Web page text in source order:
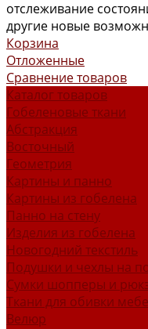
отслеживание
другие новые
Корзина
Отложенные
Сравнение товаров
Каталог товаров
Гобеленовые ткани
Абстракция
Восточный
Геометрия
Картины и панно
Картины из гобелена
Панно на стену
Изделия из гобелена
Новогодний текстиль
Подушки и чехлы на
Сумки шопперы и
Ткани для обивки
Велюр